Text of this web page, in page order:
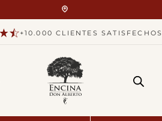
+10.000 CLIENTES SATISFECHOS